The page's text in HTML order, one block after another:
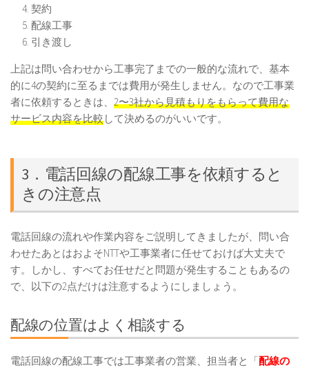
契約
配線工事
引き渡し
上記は問い合わせから工事完了までの一般的な流れで、基本
的に4の契約に至るまでは費用が発生しません。なので工事業
者に依頼するときは、 2〜3社から見積もりをもらって費用な
サービス内容を比較して決めるのがいいです。
3．電話回線の配線工事を依頼すると
きの注意点
電話回線の流れや作業内容をご説明してきましたが、問い合
わせたあとはおよそNTTや工事業者に任せておけば大丈夫で
す。しかし、すべてお任せだと問題が発生することもあるの
で、以下の2点だけは注意するようにしましょう。
配線の位置はよく相談する
電話回線の配線工事では工事業者の営業、担当者と「配線の